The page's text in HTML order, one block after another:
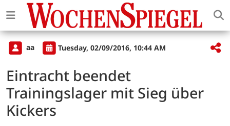
aa Tuesday, 02/09/2016, 10:44 AM
Eintracht beendet
Trainingslager mit Sieg über
Kickers